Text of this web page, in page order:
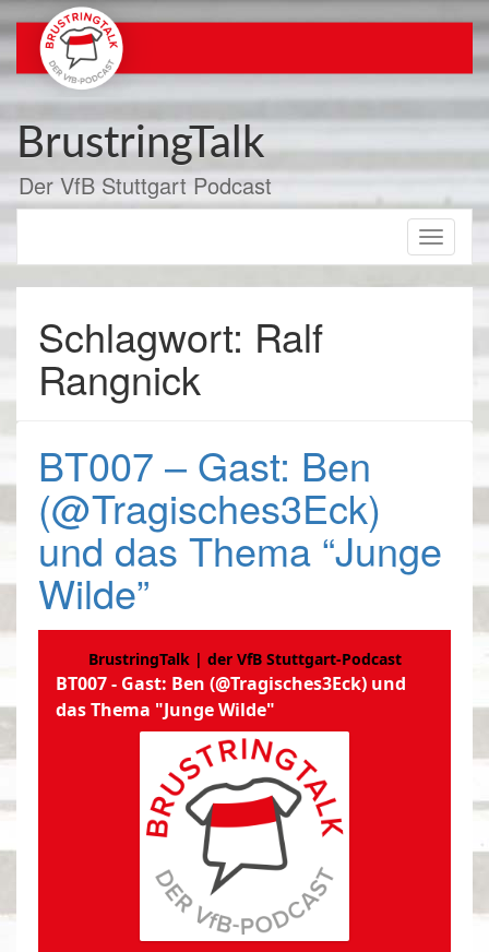
Inhalt
springen
BrustringTalk
Der VfB Stuttgart Podcast
Toggle
Schlagwort: Ralf
Rangnick
BT007 – Gast: Ben
(@Tragisches3Eck)
und das Thema “Junge
Wilde”